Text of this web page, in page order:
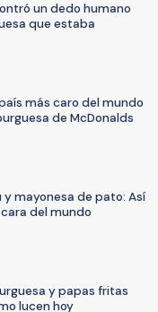
un dedo humano
que estaba
más caro del mundo
de McDonalds
y mayonesa de pato: Así
del mundo
y papas fritas
lucen hoy